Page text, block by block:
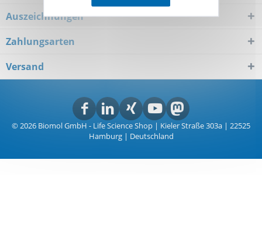
Auszeichnungen
Zahlungsarten
Versand
© 2026 Biomol GmbH - Life Science Shop | Kieler Straße 303a | 22525
Hamburg | Deutschland